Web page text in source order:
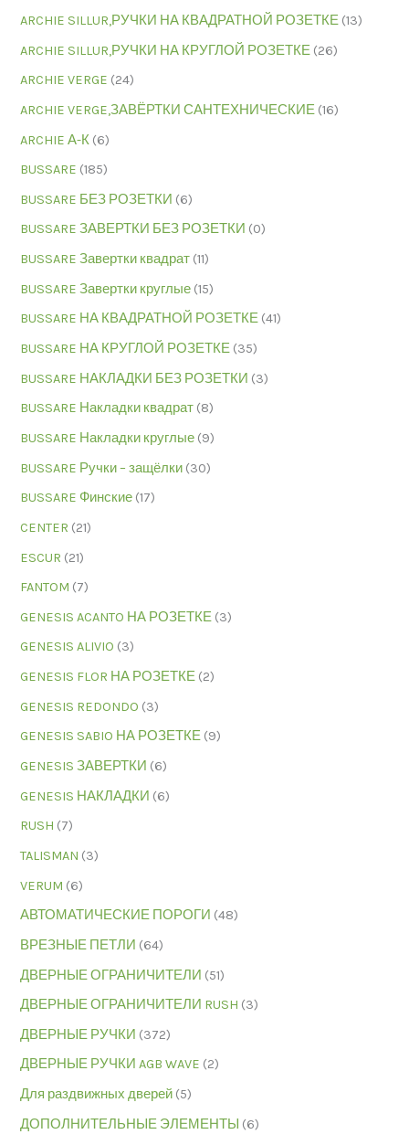
ARCHIE SILLUR,РУЧКИ НА КВАДРАТНОЙ РОЗЕТКЕ (13)
ARCHIE SILLUR,РУЧКИ НА КРУГЛОЙ РОЗЕТКЕ (26)
ARCHIE VERGE (24)
ARCHIE VERGE,ЗАВЁРТКИ САНТЕХНИЧЕСКИЕ (16)
ARCHIE А-К (6)
BUSSARE (185)
BUSSARE БЕЗ РОЗЕТКИ (6)
BUSSARE ЗАВЕРТКИ БЕЗ РОЗЕТКИ (0)
BUSSARE Завертки квадрат (11)
BUSSARE Завертки круглые (15)
BUSSARE НА КВАДРАТНОЙ РОЗЕТКЕ (41)
BUSSARE НА КРУГЛОЙ РОЗЕТКЕ (35)
BUSSARE НАКЛАДКИ БЕЗ РОЗЕТКИ (3)
BUSSARE Накладки квадрат (8)
BUSSARE Накладки круглые (9)
BUSSARE Ручки – защёлки (30)
BUSSARE Финские (17)
CENTER (21)
ESCUR (21)
FANTOM (7)
GENESIS ACANTO НА РОЗЕТКЕ (3)
GENESIS ALIVIO (3)
GENESIS FLOR НА РОЗЕТКЕ (2)
GENESIS REDONDO (3)
GENESIS SABIO НА РОЗЕТКЕ (9)
GENESIS ЗАВЕРТКИ (6)
GENESIS НАКЛАДКИ (6)
RUSH (7)
TALISMAN (3)
VERUM (6)
АВТОМАТИЧЕСКИЕ ПОРОГИ (48)
ВРЕЗНЫЕ ПЕТЛИ (64)
ДВЕРНЫЕ ОГРАНИЧИТЕЛИ (51)
ДВЕРНЫЕ ОГРАНИЧИТЕЛИ RUSH (3)
ДВЕРНЫЕ РУЧКИ (372)
ДВЕРНЫЕ РУЧКИ AGB WAVE (2)
Для раздвижных дверей (5)
ДОПОЛНИТЕЛЬНЫЕ ЭЛЕМЕНТЫ (6)